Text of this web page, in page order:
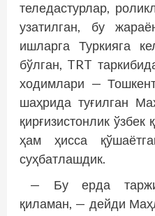
теледастурлар,
узатилган, бу
ишларга Туркияга
бўлган, TRT
ходимлари —
шаҳрида туғилган
қирғизистонлик
ҳам ҳисса
суҳбатлашдик.
— Бу ерда
қиламан, — дейди